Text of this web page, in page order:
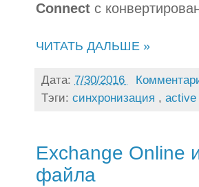
Connect с
ЧИТАТЬ ДАЛЬШЕ »
Дата: 7/30/2016
Тэги: синхронизация , active
Exchange Online
файла